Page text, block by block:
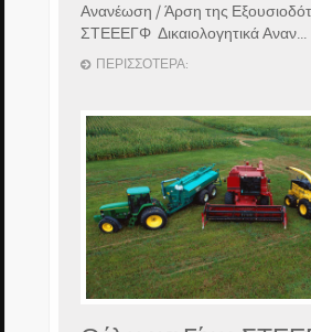
Ανανέωση / Άρση της
ΣΤΕΕΕΓΦ Δικαιολογητικά Αναν...
ΠΕΡΙΣΣΌΤΕΡΑ: